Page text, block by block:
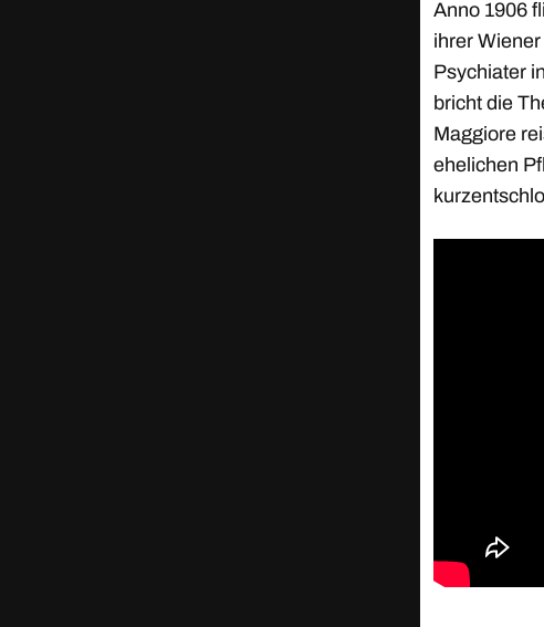
Anno 1906
ihrer
Psychiater
bricht die
Maggiore
ehelichen